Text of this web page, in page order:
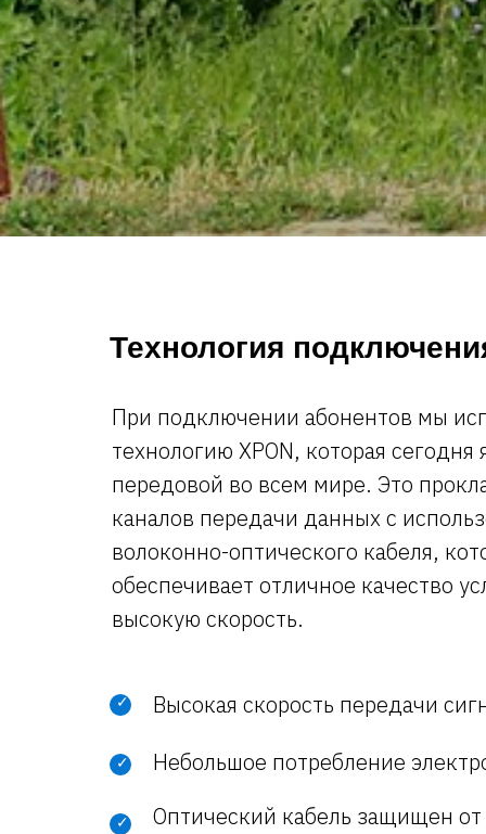
Технология
При подключении абонентов мы
технологию XPON, которая сегодня
передовой во всем мире. Это
каналов передачи данных с
волоконно-оптического кабеля,
обеспечивает отличное качество
высокую скорость.
Высокая скорость передачи
Небольшое потребление
Оптический кабель защищен от
✓
✓
✓